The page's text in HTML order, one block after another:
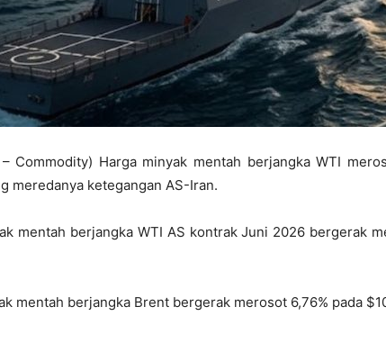
Commodity) Harga minyak mentah berjangka WTI
meredanya ketegangan AS-Iran.
mentah berjangka WTI AS kontrak Juni 2026 bergerak
mentah berjangka Brent bergerak merosot 6,76% pada